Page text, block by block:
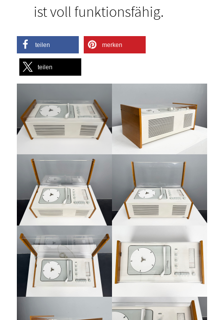
ist voll funktionsfähig.
teilen merken
teilen